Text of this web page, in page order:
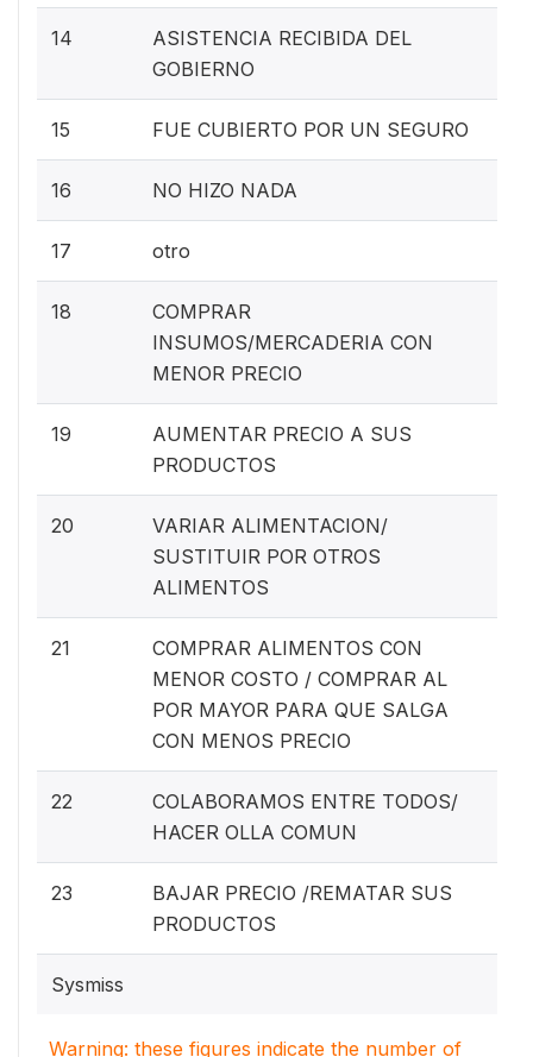
14
ASISTENCIA RECIBIDA DEL
GOBIERNO
15 FUE CUBIERTO POR UN SEGURO
16 NO HIZO NADA
17 otro
18
COMPRAR
INSUMOS/MERCADERIA CON
MENOR PRECIO
19
AUMENTAR PRECIO A SUS
PRODUCTOS
20
VARIAR ALIMENTACION/
SUSTITUIR POR OTROS
ALIMENTOS
21
COMPRAR ALIMENTOS CON
MENOR COSTO / COMPRAR AL
POR MAYOR PARA QUE SALGA
CON MENOS PRECIO
22
COLABORAMOS ENTRE TODOS/
HACER OLLA COMUN
23
BAJAR PRECIO /REMATAR SUS
PRODUCTOS
Sysmiss
Warning: these figures indicate the number of